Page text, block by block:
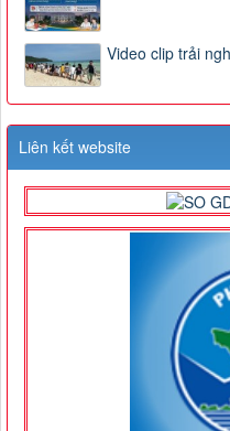
Video clip trải
Liên kết website